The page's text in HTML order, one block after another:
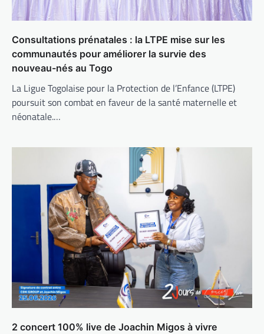
Consultations prénatales : la LTPE mise sur les
communautés pour améliorer la survie des
nouveau-nés au Togo
La Ligue Togolaise pour la Protection de l’Enfance (LTPE)
poursuit son combat en faveur de la santé maternelle et
néonatale.…
2 concert 100% live de Joachin Migos à vivre